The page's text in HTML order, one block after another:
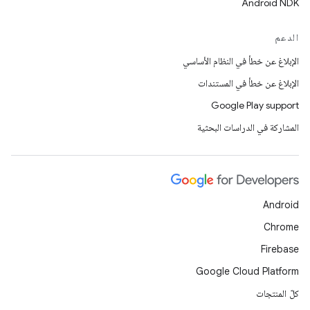
Android NDK
الدعم
الإبلاغ عن خطأ في النظام الأساسي
الإبلاغ عن خطأ في المستندات
Google Play support
المشاركة في الدراسات البحثية
Android
Chrome
Firebase
Google Cloud Platform
كلّ المنتجات